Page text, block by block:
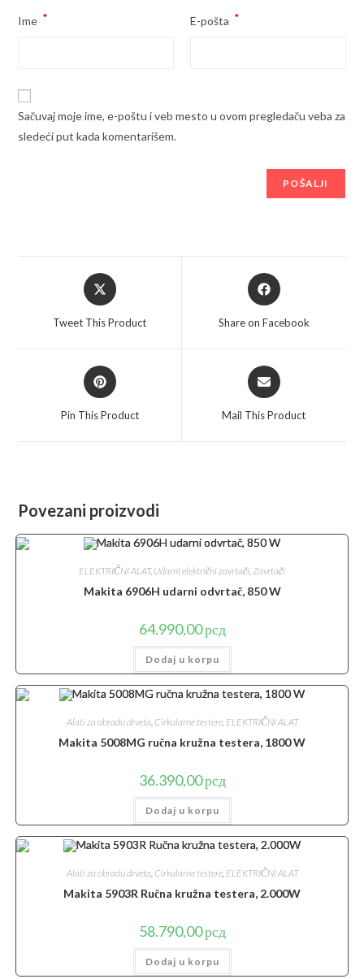
Ime * E-pošta *
Sačuvaj moje ime, e-poštu i veb mesto u ovom pregledaču veba za
sledeći put kada komentarišem.
Opens
in
Tweet This Product
Opens
in
Share on Facebook
Opens
in
Pin This Product
Opens
in
Mail This Product
Povezani proizvodi
ELEKTRIČNI ALAT, Udarni električni zavrtači,Zavrtači
Makita 6906H udarni odvrtač, 850 W
64.990,00рсд
Dodaj u korpu
Alati za obradu drveta, Cirkularne testere, ELEKTRIČNI ALAT
Makita 5008MG ručna kružna testera, 1800 W
36.390,00рсд
Dodaj u korpu
Alati za obradu drveta, Cirkularne testere, ELEKTRIČNI ALAT
Makita 5903R Ručna kružna testera, 2.000W
58.790,00рсд
Dodaj u korpu